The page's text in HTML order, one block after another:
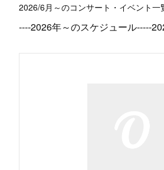
2026/6月～のコンサート・イベント一
‐‐‐‐2026年～のスケジュール-----